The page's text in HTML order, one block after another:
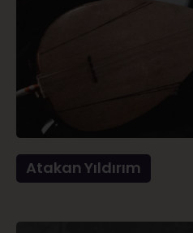
Atakan Yıldırım